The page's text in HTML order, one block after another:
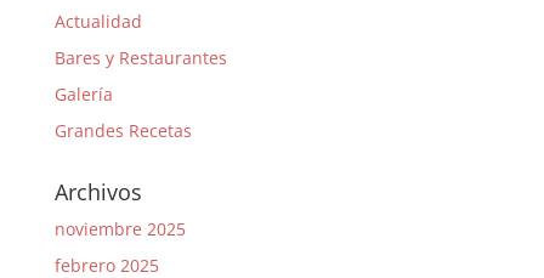
Actualidad
Bares y Restaurantes
Galería
Grandes Recetas
Archivos
noviembre 2025
febrero 2025